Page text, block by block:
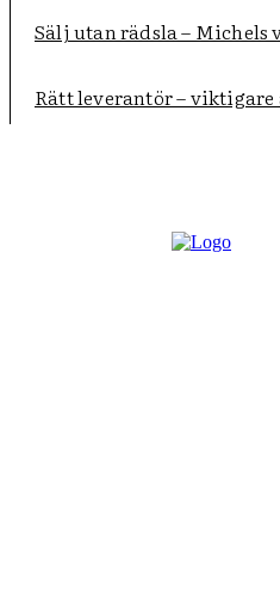
Sälj utan rädsla – Michels
Rätt leverantör –